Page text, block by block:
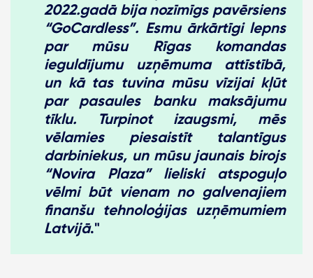
2022.gadā bija nozīmīgs pavērsiens
“GoCardless”. Esmu ārkārtīgi lepns
par mūsu Rīgas komandas
ieguldījumu uzņēmuma attīstībā,
un kā tas tuvina mūsu vīzijai kļūt
par pasaules banku maksājumu
tīklu. Turpinot izaugsmi, mēs
vēlamies piesaistīt talantīgus
darbiniekus, un mūsu jaunais birojs
“Novira Plaza” lieliski atspoguļo
vēlmi būt vienam no galvenajiem
finanšu tehnoloģijas uzņēmumiem
Latvijā."